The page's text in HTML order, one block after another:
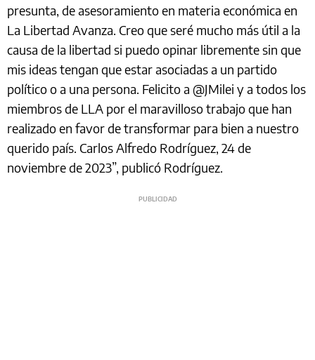
presunta, de asesoramiento en materia económica en
La Libertad Avanza. Creo que seré mucho más útil a la
causa de la libertad si puedo opinar libremente sin que
mis ideas tengan que estar asociadas a un partido
político o a una persona. Felicito a @JMilei y a todos los
miembros de LLA por el maravilloso trabajo que han
realizado en favor de transformar para bien a nuestro
querido país. Carlos Alfredo Rodríguez, 24 de
noviembre de 2023”, publicó Rodríguez.